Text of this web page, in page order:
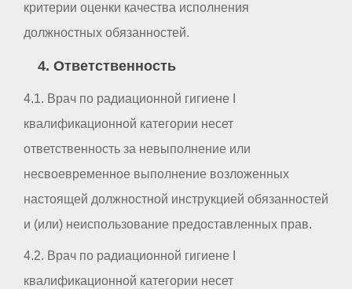
критерии оценки качества исполнения
должностных обязанностей.
4. Ответственность
4.1. Врач по радиационной гигиене I
квалификационной категории несет
ответственность за невыполнение или
несвоевременное выполнение возложенных
настоящей должностной инструкцией обязанностей
и (или) неиспользование предоставленных прав.
4.2. Врач по радиационной гигиене I
квалификационной категории несет